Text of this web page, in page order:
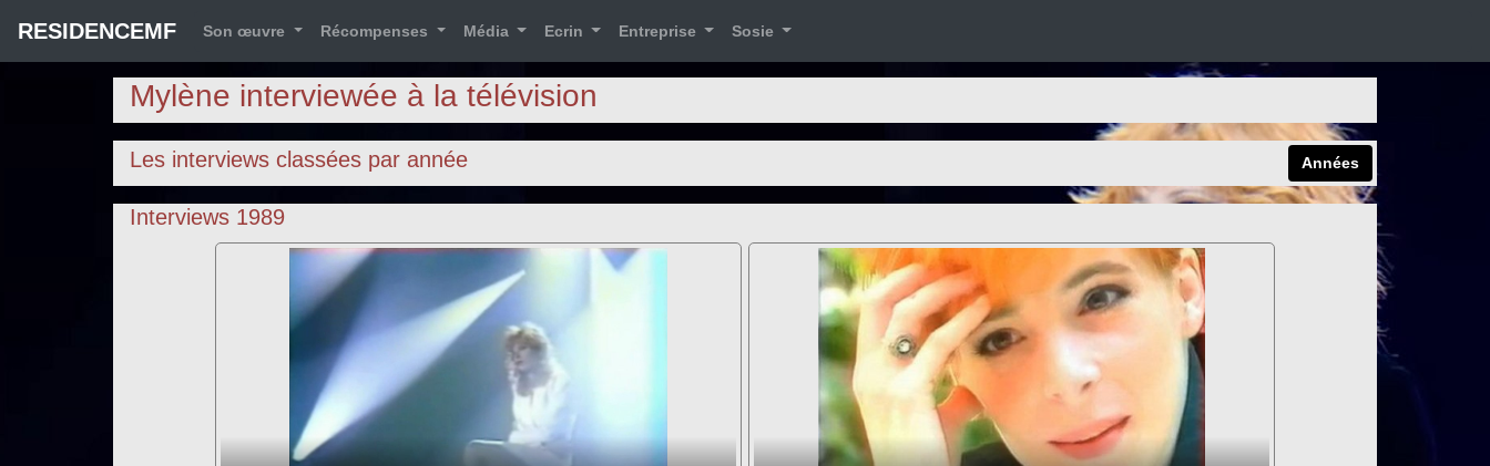
RESIDENCEMF Son œuvre Récompenses Média Ecrin Entreprise Sosie
Mylène interviewée à la télévision
Les interviews classées par année Années
Interviews 1989